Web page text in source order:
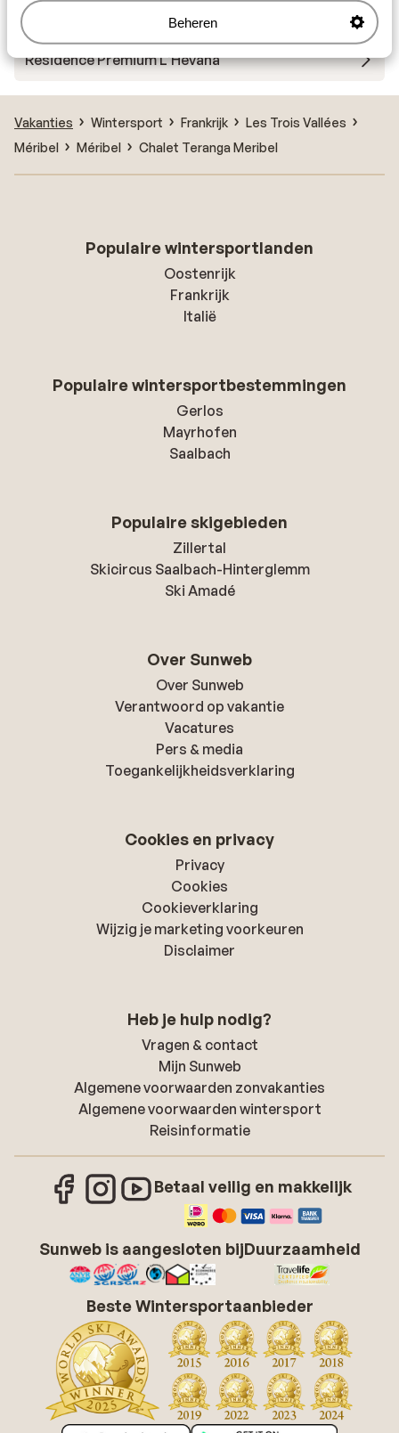
Beheren
Résidence Les Ravines
Residence Premium L'Hévana
Vakanties Wintersport Frankrijk
Les Trois Vallées
Méribel
Méribel Chalet Teranga Meribel
Populaire wintersportlanden
Oostenrijk
Frankrijk
Italië
Populaire wintersportbestemmingen
Gerlos
Mayrhofen
Saalbach
Populaire skigebieden
Zillertal
Skicircus Saalbach-Hinterglemm
Ski Amadé
Over Sunweb
Over Sunweb
Verantwoord op vakantie
Vacatures
Pers & media
Toegankelijkheidsverklaring
Cookies en privacy
Privacy
Cookies
Cookieverklaring
Wijzig je marketing voorkeuren
Disclaimer
Heb je hulp nodig?
Vragen & contact
Mijn Sunweb
Algemene voorwaarden zonvakanties
Algemene voorwaarden wintersport
Reisinformatie
Betaal veilig en makkelijk
Sunweb is aangesloten bijDuurzaamheid
Beste Wintersportaanbieder